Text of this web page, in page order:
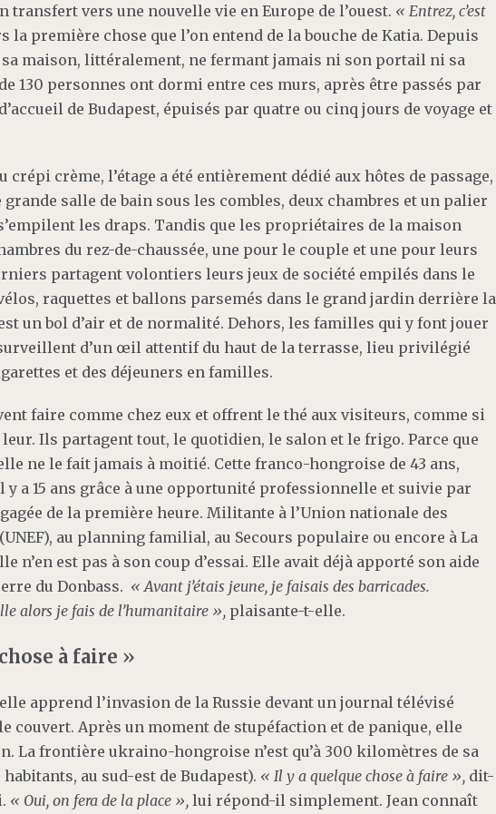
transfert vers une nouvelle vie en Europe de l’ouest. « Entrez, c’est
la première chose que l’on entend de la bouche de Katia. Depuis
maison, littéralement, ne fermant jamais ni son portail ni sa
130 personnes ont dormi entre ces murs, après être passés par
de Budapest, épuisés par quatre ou cinq jours de voyage et
crépi crème, l’étage a été entièrement dédié aux hôtes de passage,
salle de bain sous les combles, deux chambres et un palier
les draps. Tandis que les propriétaires de la maison
du rez-de-chaussée, une pour le couple et une pour leurs
partagent volontiers leurs jeux de société empilés dans le
raquettes et ballons parsemés dans le grand jardin derrière la
un bol d’air et de normalité. Dehors, les familles qui y font jouer
d’un œil attentif du haut de la terrasse, lieu privilégié
et des déjeuners en familles.
faire comme chez eux et offrent le thé aux visiteurs, comme si
Ils partagent tout, le quotidien, le salon et le frigo. Parce que
ne le fait jamais à moitié. Cette franco-hongroise de 43 ans,
a 15 ans grâce à une opportunité professionnelle et suivie par
de la première heure. Militante à l’Union nationale des
au planning familial, au Secours populaire ou encore à La
n’en est pas à son coup d’essai. Elle avait déjà apporté son aide
du Donbass. « Avant j’étais jeune, je faisais des barricades.
alors je fais de l’humanitaire », plaisante-t-elle.
à faire »
apprend l’invasion de la Russie devant un journal télévisé
couvert. Après un moment de stupéfaction et de panique, elle
La frontière ukraino-hongroise n’est qu’à 300 kilomètres de sa
au sud-est de Budapest). « Il y a quelque chose à faire », dit-
« Oui, on fera de la place », lui répond-il simplement. Jean connaît